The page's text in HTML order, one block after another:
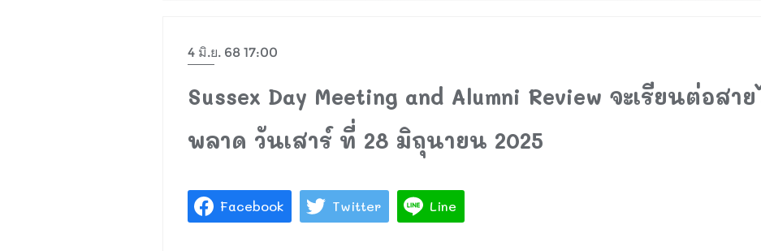
4 มิ.ย. 68 17:00
Sussex Day Meeting and Alumni Review จะเรียนต่อสา
พลาด วันเสาร์ ที่ 28 มิถุนายน 2025
Facebook Twitter Line